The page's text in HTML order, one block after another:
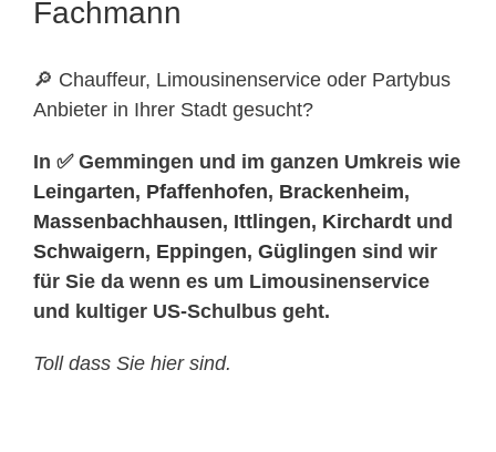
Fachmann
🔎 Chauffeur, Limousinenservice oder Partybus
Anbieter in Ihrer Stadt gesucht?
In ✅ Gemmingen und im ganzen Umkreis wie
Leingarten, Pfaffenhofen, Brackenheim,
Massenbachhausen, Ittlingen, Kirchardt und
Schwaigern, Eppingen, Güglingen sind wir
für Sie da wenn es um Limousinenservice
und kultiger US-Schulbus geht.
Toll dass Sie hier sind.